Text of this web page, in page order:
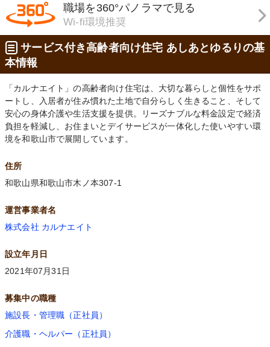
職場を360°パノラマで見る
Wi-fi環境推奨
サービス付き高齢者向け住宅 あしあとゆるりの基
本情報
「カルナエイト」の高齢者向け住宅は、大切な暮らしと個性をサポ
ートし、入居者が住み慣れた土地で自分らしく生きること、そして
安心の身体介護や生活支援を提供。リーズナブルな料金設定で経済
負担を軽減し、お住まいとデイサービスが一体化した使いやすい環
境を和歌山市で展開しています。
住所
和歌山県和歌山市木ノ本307-1
運営事業者名
株式会社 カルナエイト
設立年月日
2021年07月31日
募集中の職種
施設長・管理職（正社員）
介護職・ヘルパー（正社員）